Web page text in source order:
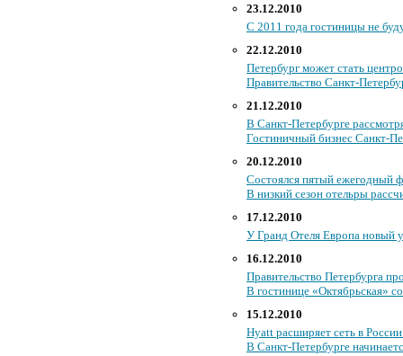
23.12.2010
С 2011 года гостиницы не
22.12.2010
Петербург может стать
Правительство Санкт-
21.12.2010
В Санкт-Петербурге
Гостиничный бизнес Санкт-
20.12.2010
Состоялся пятый ежегодный
В низкий сезон отельры
17.12.2010
У Гранд Отеля Европа новый
16.12.2010
Правительство Петербурга
В гостинице «Октябрьская»
15.12.2010
Hyatt расширяет сеть в
В Санкт-Петербурге